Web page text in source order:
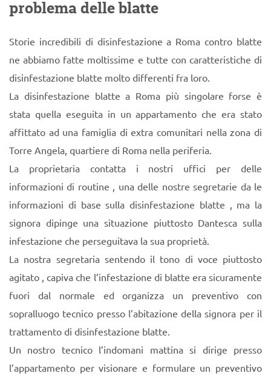
problema delle blatte
Storie incredibili di disinfestazione a Roma contro blatte
ne abbiamo fatte moltissime e tutte con caratteristiche di
disinfestazione blatte molto differenti fra loro.
La disinfestazione blatte a Roma più singolare forse è
stata quella eseguita in un appartamento che era stato
affittato ad una famiglia di extra comunitari nella zona di
Torre Angela, quartiere di Roma nella periferia.
La proprietaria contatta i nostri uffici per delle
informazioni di routine , una delle nostre segretarie da le
informazioni di base sulla disinfestazione blatte , ma la
signora dipinge una situazione piuttosto Dantesca sulla
infestazione che perseguitava la sua proprietà.
La nostra segretaria sentendo il tono di voce piuttosto
agitato , capiva che l’infestazione di blatte era sicuramente
fuori dal normale ed organizza un preventivo con
sopralluogo tecnico presso l’abitazione della signora per il
trattamento di disinfestazione blatte.
Un nostro tecnico l’indomani mattina si dirige presso
l’appartamento per visionare e formulare un preventivo